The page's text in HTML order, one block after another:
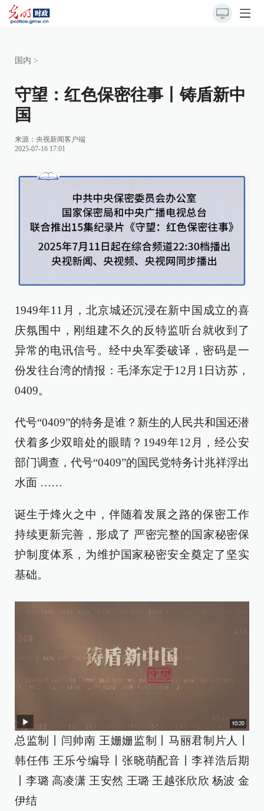
国内 >
守望：红色保密往事丨铸盾新中
国
来源： 央视新闻客户端
2025-07-16 17:01
1949年11月，北京城还沉浸在新中国成立的喜
庆氛围中，刚组建不久的反特监听台就收到了
异常的电讯信号。经中央军委破译，密码是一
份发往台湾的情报：毛泽东定于12月1日访苏，
0409。
代号“0409”的特务是谁？新生的人民共和国还潜
伏着多少双暗处的眼睛？1949年12月，经公安
部门调查，代号“0409”的国民党特务计兆祥浮出
水面 ……
诞生于烽火之中，伴随着发展之路的保密工作
持续更新完善，形成了 严密完整的国家秘密保
护制度体系，为维护国家秘密安全奠定了坚实
基础。
总监制丨闫帅南 王姗姗监制丨马丽君制片人丨
韩任伟 王乐兮编导丨张晓萌配音丨李祥浩后期
丨李璐 高凌潇 王安然 王璐 王越张欣欣 杨波 金
伊结